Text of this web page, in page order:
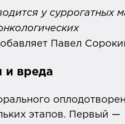
у суррогатных
Павел
и вреда
этапов. Первый —